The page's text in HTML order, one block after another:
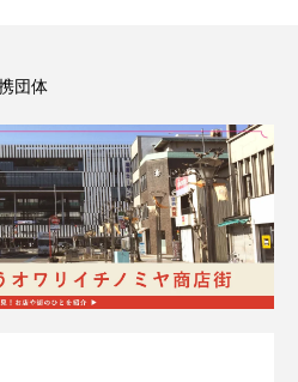
団体